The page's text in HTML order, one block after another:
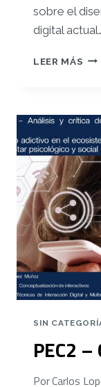
sobre el
digital
LEER MÁS
SIN
PEC2
PorCarlos